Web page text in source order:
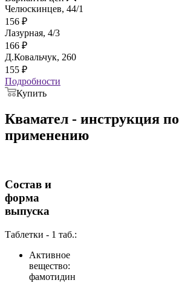
Челюскинцев, 44/1
156 ₽
Лазурная, 4/3
166 ₽
Д.Ковальчук, 260
155 ₽
Подробности
Купить
Квамател - инструкция по
применению
Состав и
форма
выпуска
Таблетки - 1 таб.:
Активное
вещество:
фамотидин